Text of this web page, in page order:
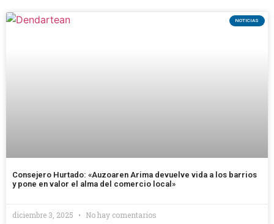
NOTICIAS
Consejero Hurtado: «Auzoaren Arima devuelve vida a los barrios
y pone en valor el alma del comercio local»
diciembre 3, 2025 No hay comentarios